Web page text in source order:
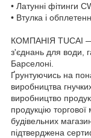
• Латунні фітинги
• Втулка і
КОМПАНІЯ TUCAI —
з'єднань для води,
Барселоні.
Ґрунтуючись на
виробництва
виробництво
продукцію
будівельних
підтверджена